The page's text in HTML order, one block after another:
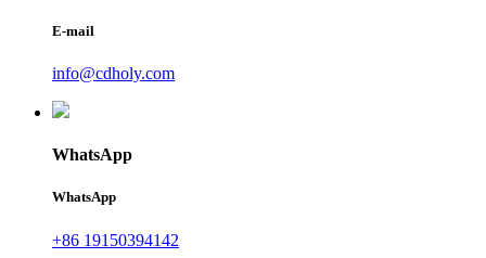
E-mail
info@cdholy.com
WhatsApp
WhatsApp
+86 19150394142